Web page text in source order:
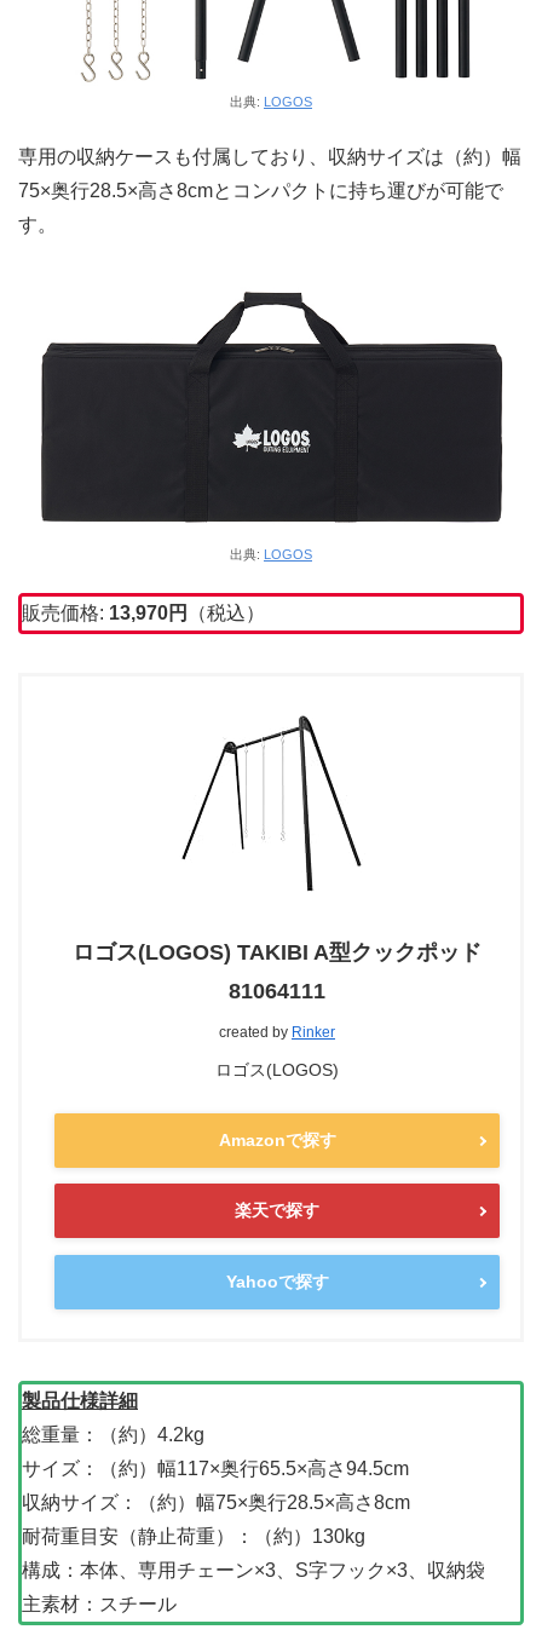
出典: LOGOS
専用の収納ケースも付属しており、収納サイズは（約）幅
75×奥行28.5×高さ8cmとコンパクトに持ち運びが可能で
す。
出典: LOGOS
販売価格: 13,970円 （税込）
ロゴス(LOGOS) TAKIBI A型クックポッド
81064111
created by Rinker
ロゴス(LOGOS)
Amazonで探す
楽天で探す
Yahooで探す
製品仕様詳細
総重量：（約）4.2kg
サイズ：（約）幅117×奥行65.5×高さ94.5cm
収納サイズ：（約）幅75×奥行28.5×高さ8cm
耐荷重目安（静止荷重）：（約）130kg
構成：本体、専用チェーン×3、S字フック×3、収納袋
主素材：スチール